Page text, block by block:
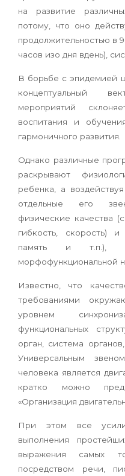
на развитие
потому, что оно
продолжительностью в
часов изо дня вдень),
В борьбе с эпидемией
концептуальный
мероприятий
воспитания и
гармоничного развития.
Однако различные
раскрывают
ребенка, а
отдельные его
физические качества
гибкость, скорость)
память и т.п.),
морфофункциональной
Известно, что
требованиями
уровнем
функциональных
орган, система
Универсальным
человека является
кратко можно
«Организация
При этом все
выполнения
выражения самых
посредством речи,